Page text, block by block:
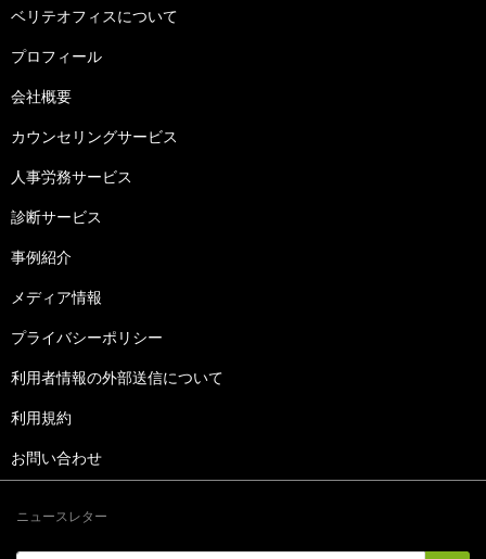
ベリテオフィスについて
プロフィール
会社概要
カウンセリングサービス
人事労務サービス
診断サービス
事例紹介
メディア情報
プライバシーポリシー
利用者情報の外部送信について
利用規約
お問い合わせ
ニュースレター